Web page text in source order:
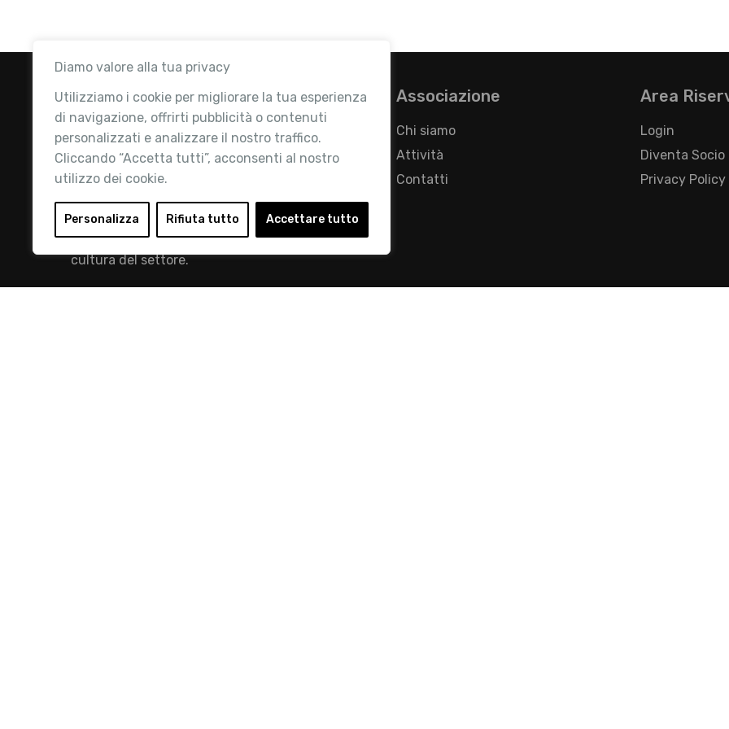
Diamo valore alla tua privacy
Utilizziamo i cookie per migliorare la tua esperienza
di navigazione, offrirti pubblicità o contenuti
personalizzati e analizzare il nostro traffico.
Cliccando “Accetta tutti”, acconsenti al nostro
utilizzo dei cookie.
Personalizza Rifiuta tutto Accettare tutto
Retail Institute Italy è l’Associazione di
riferimento per l'Ecosistema Retail: la nostra
mission è quella di promuovere lo sviluppo e la
cultura del settore.
Associazione
Chi siamo
Attività
Contatti
Area
Login
Diventa Socio
Privacy Policy